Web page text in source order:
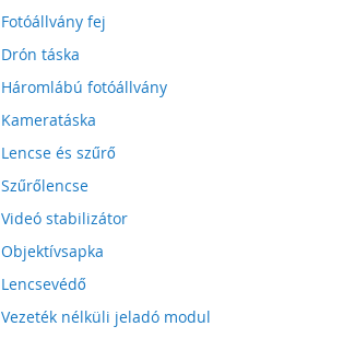
Fotóállvány fej
Drón táska
Háromlábú fotóállvány
Kameratáska
Lencse és szűrő
Szűrőlencse
Videó stabilizátor
Objektívsapka
Lencsevédő
Vezeték nélküli jeladó modul